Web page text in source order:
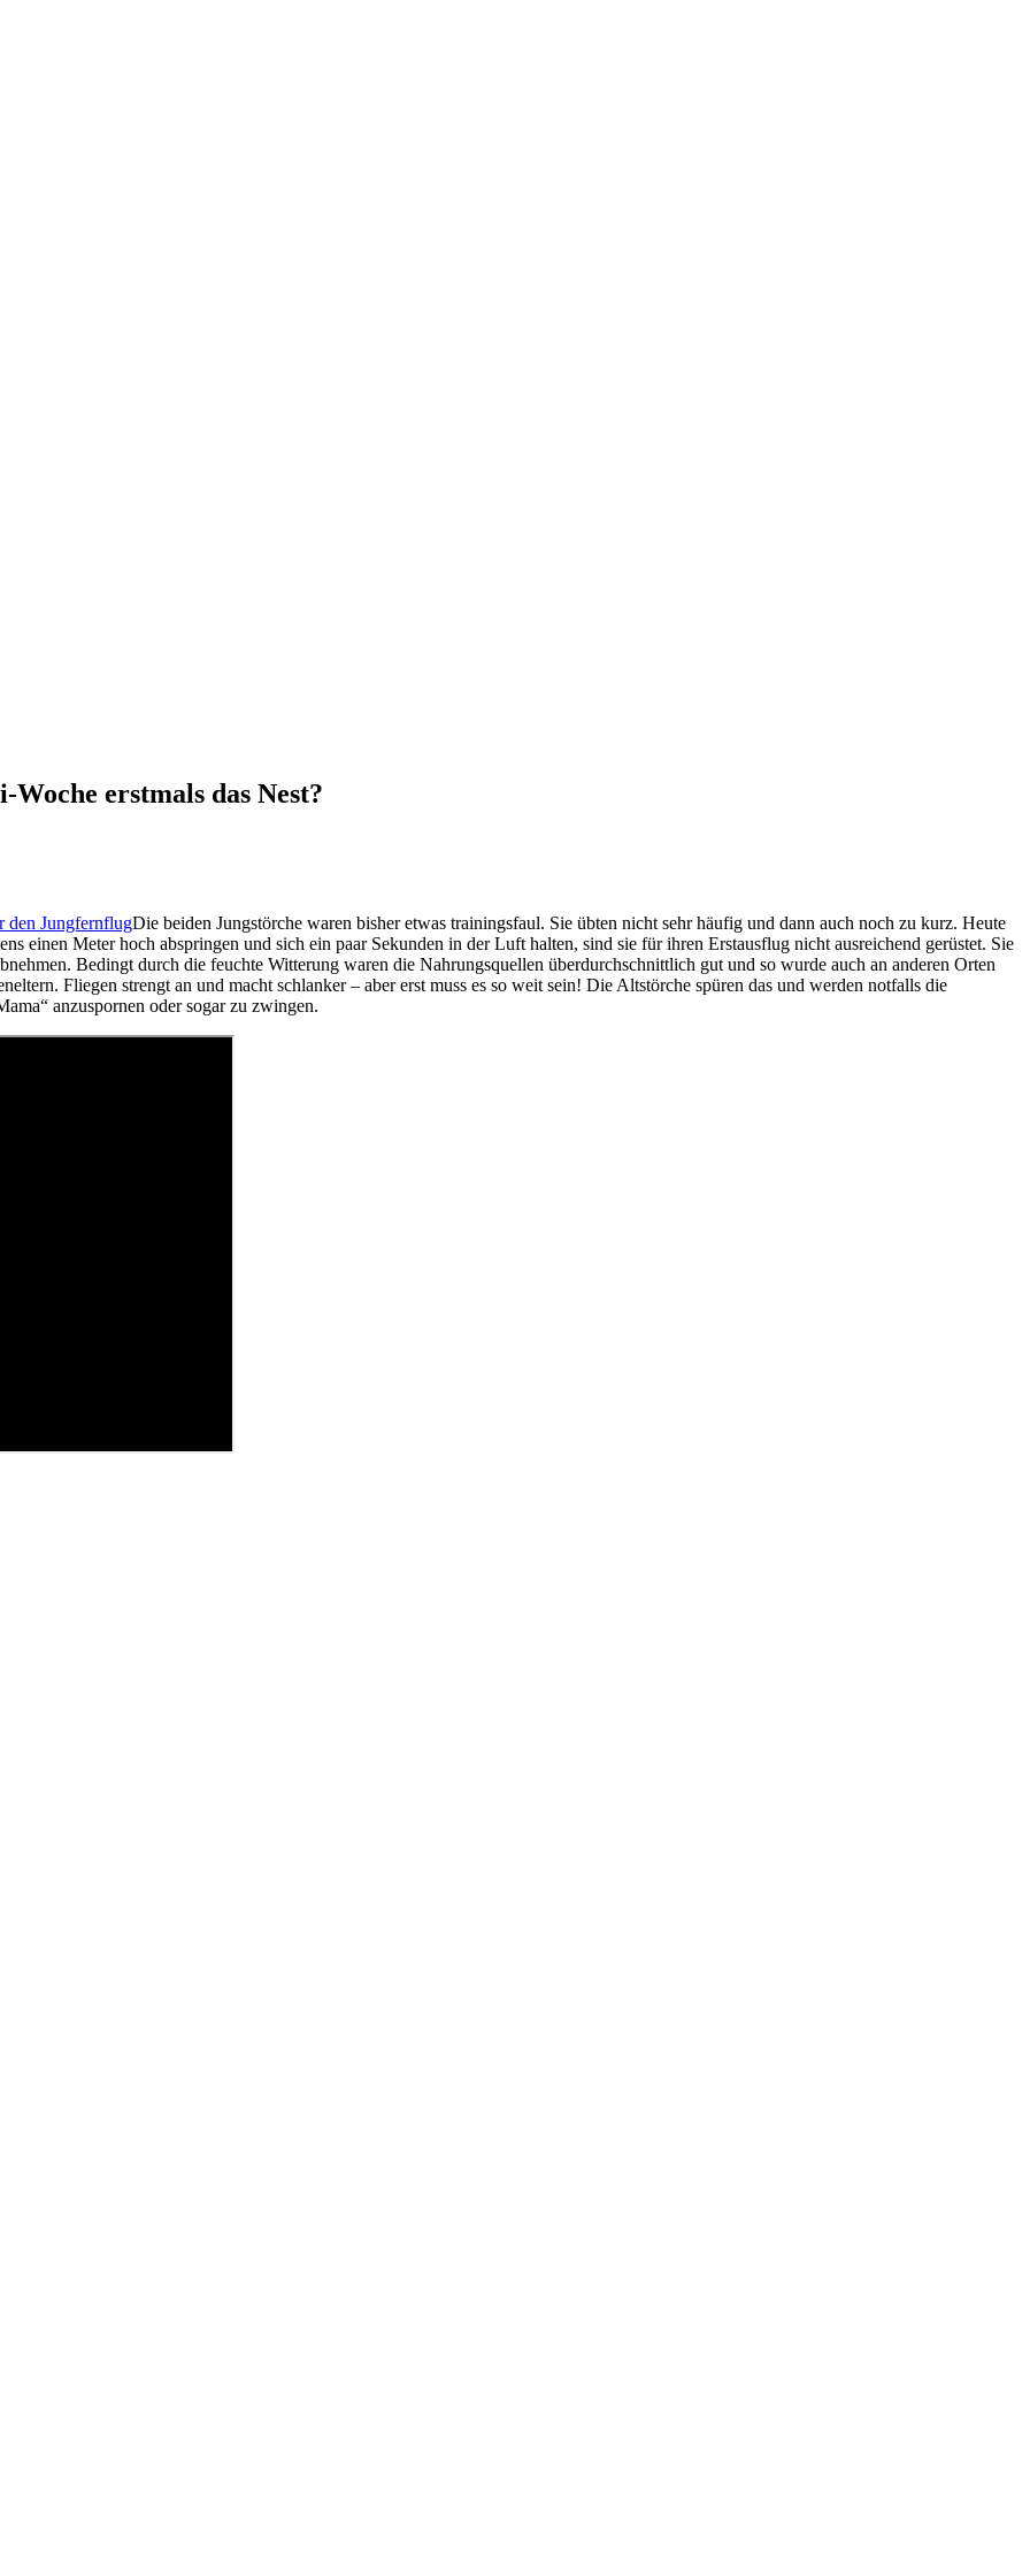
erstmals das Nest?
Die beiden Jungstörche waren bisher etwas trainingsfaul. Sie übten nicht sehr häufig und dann auch noch zu kurz. Heute
einen Meter hoch abspringen und sich ein paar Sekunden in der Luft halten, sind sie für ihren Erstausflug nicht ausreichend gerüstet. Sie
Bedingt durch die feuchte Witterung waren die Nahrungsquellen überdurchschnittlich gut und so wurde auch an anderen Orten
Fliegen strengt an und macht schlanker – aber erst muss es so weit sein! Die Altstörche spüren das und werden notfalls die
anzuspornen oder sogar zu zwingen.